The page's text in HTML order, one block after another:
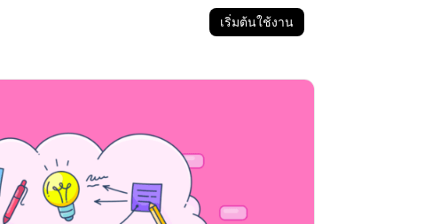
เริ่มต้นใช้งาน